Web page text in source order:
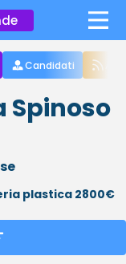
×
Candidati
Spinoso
plastica 2800€